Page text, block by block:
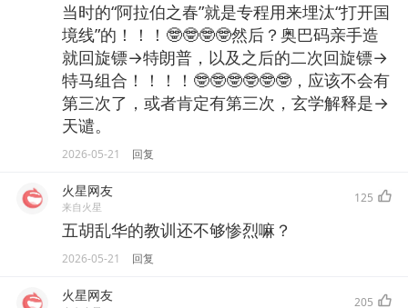
当时的“阿拉伯之春”就是专程用来埋汰“打开国
境线”的！！！🤓🤓🤓🤓然后？奥巴码亲手造
就回旋镖→特朗普，以及之后的二次回旋镖→
特马组合！！！！🤓🤓🤓🤓🤓🤓，应该不会有
第三次了，或者肯定有第三次，玄学解释是→
天谴。
2026-05-21 回复
火星网友
来自火星
125
五胡乱华的教训还不够惨烈嘛？
2026-05-21 回复
火星网友 205